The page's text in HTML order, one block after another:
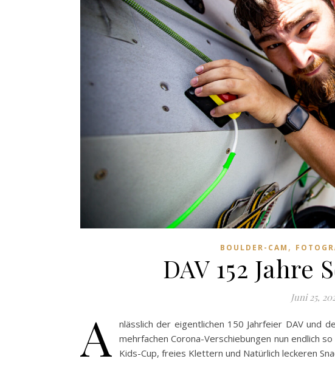
BOULDER-CAM ,
DAV 152 Jahre
Juni 25,
A
nlässlich der eigentlichen 150 Jahrfeier DAV und
mehrfachen Corona-Verschiebungen nun endlich
Kids-Cup, freies Klettern und Natürlich leckeren